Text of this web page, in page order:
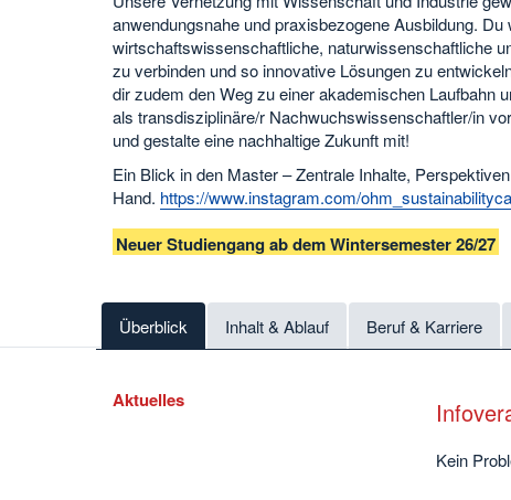
anwendungsnahe und praxisbezogene Ausbildung. Du
wirtschaftswissenschaftliche, naturwissenschaftliche
zu verbinden und so innovative Lösungen zu
dir zudem den Weg zu einer akademischen Laufbahn
als transdisziplinäre/r Nachwuchswissenschaftler/in
und gestalte eine nachhaltige Zukunft mit!
Ein Blick in den Master – Zentrale Inhalte,
Hand. https://www.instagram.com/
Neuer Studiengang ab dem Wintersemester 26/27
Überblick Inhalt & Ablauf Beruf & Karriere
Aktuelles
Kein